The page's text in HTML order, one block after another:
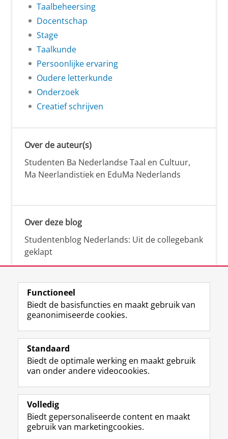
Taalbeheersing
Docentschap
Stage
Taalkunde
Persoonlijke ervaring
Oudere letterkunde
Onderzoek
Creatief schrijven
Over de auteur(s)
Studenten Ba Nederlandse Taal en Cultuur,
Ma Neerlandistiek en EduMa Nederlands
Over deze blog
Studentenblog Nederlands: Uit de collegebank
geklapt
Volg de RUG
F
a
e
b
o
p
a
L
i
k
e
I
-
p
R
S
-
f
e
R
I
n
t
r
m
Y
o
T
e
k
Studiekiezers
Alumni
Over ons
Functioneel
Biedt de basisfuncties en maakt gebruik van
geanonimiseerde cookies.
Standaard
Biedt de optimale werking en maakt gebruik
van onder andere videocookies.
Volledig
Biedt gepersonaliseerde content en maakt
gebruik van marketingcookies.